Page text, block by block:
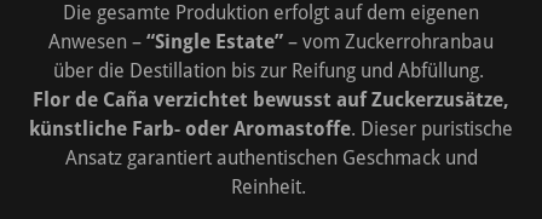
Die gesamte Produktion erfolgt auf dem eigenen
Anwesen – “Single Estate” – vom Zuckerrohranbau
über die Destillation bis zur Reifung und Abfüllung.
Flor de Caña verzichtet bewusst auf Zuckerzusätze,
künstliche Farb- oder Aromastoffe. Dieser puristische
Ansatz garantiert authentischen Geschmack und
Reinheit.